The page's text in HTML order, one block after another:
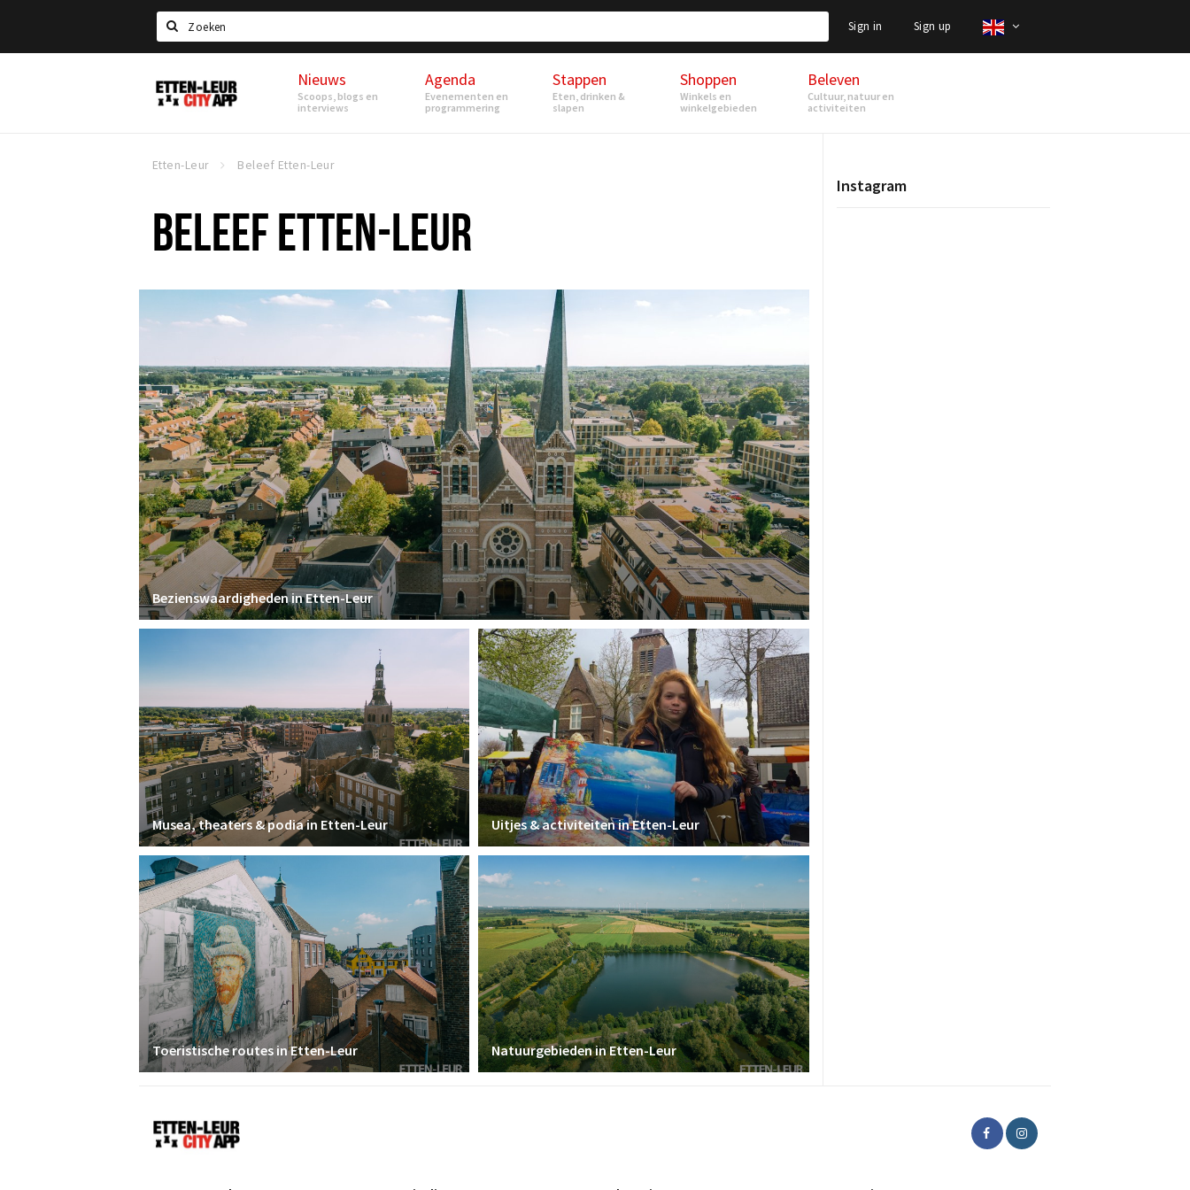
Search
Sign in Sign up
Etten-
Leur
Nieuws
Scoops, blogs en
interviews
Agenda
Evenementen en
programmering
Stappen
Eten, drinken &
slapen
Shoppen
Winkels en
winkelgebieden
Beleven
Cultuur, natuur en
activiteiten
Etten-Leur Beleef Etten-Leur
BELEEF ETTEN-LEUR
Bezienswaardigheden in Etten-Leur
Musea, theaters & podia in Etten-Leur Uitjes & activiteiten in Etten-Leur
Toeristische routes in Etten-Leur Natuurgebieden in Etten-Leur
Instagram
Etten-
Leur